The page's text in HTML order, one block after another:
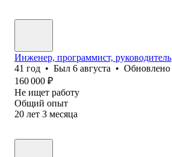
Инженер, программист, руководитель
41 год • Был 6 августа • Обновлено
160 000 ₽
Не ищет работу
Общий опыт
20 лет 3 месяца